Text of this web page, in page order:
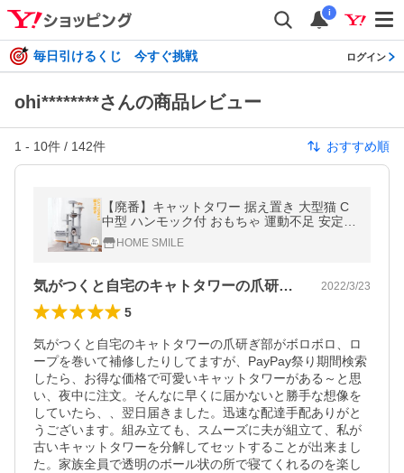
i
毎日引けるくじ 今すぐ挑戦 ログイン
ohi********さんの商品レビュー
1 - 10件 / 142件 おすすめ順
【廃番】キャットタワー 据え置き 大型猫 C
中型 ハンモック付 おもちゃ 運動不足 安定
ねこ 爪とぎ 爪研ぎ 多頭飼い 麻紐 子猫 シニ
ア 省スペース AIFY
HOME SMILE
気がつくと自宅のキャトタワーの爪研ぎ部… 2022/3/23
5
気がつくと自宅のキャトタワーの爪研ぎ部がボロボロ、ロ
ープを巻いて補修したりしてますが、PayPay祭り期間検索
したら、お得な価格で可愛いキャットタワーがある～と思
い、夜中に注文。そんなに早くに届かないと勝手な想像を
していたら、、翌日届きました。迅速な配達手配ありがと
うございます。組み立ても、スムーズに夫が組立て、私が
古いキャットタワーを分解してセットすることが出来まし
た。家族全員で透明のボール状の所で寝てくれるのを楽し